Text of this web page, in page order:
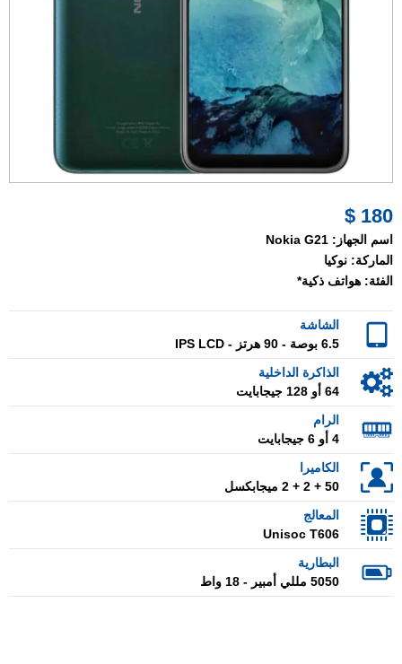
180 $
اسم الجهاز: Nokia G21
الماركة: نوكيا
الفئة: هواتف ذكية*
الشاشة
6.5 بوصة - 90 هرتز - IPS LCD
الذاكرة الداخلية
64 أو 128 جيجابايت
الرام
4 أو 6 جيجابايت
الكاميرا
50 + 2 + 2 ميجابكسل
المعالج
Unisoc T606
البطارية
5050 مللي أمبير - 18 واط